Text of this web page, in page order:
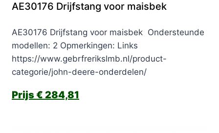
AE30176 Drijfstang voor maisbek
AE30176 Drijfstang voor maisbek Ondersteunde
modellen: 2 Opmerkingen: Links
https://www.gebrfrerikslmb.nl/product-
categorie/john-deere-onderdelen/
€ 284,81